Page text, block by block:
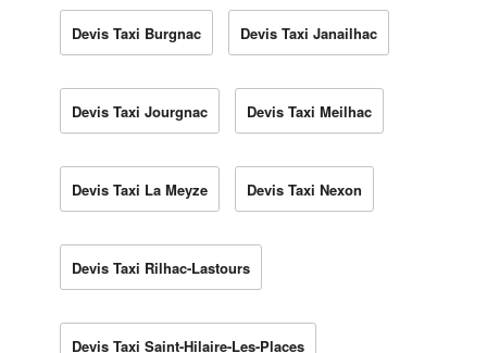
Devis Taxi Burgnac Devis Taxi Janailhac
Devis Taxi Jourgnac Devis Taxi Meilhac
Devis Taxi La Meyze Devis Taxi Nexon
Devis Taxi Rilhac-Lastours
Devis Taxi Saint-Hilaire-Les-Places